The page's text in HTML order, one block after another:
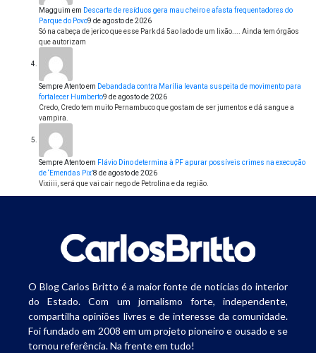
Magguim em Descarte de resíduos gera mau cheiro e afasta frequentadores do
Parque do Povo9 de agosto de 2026
Só na cabeça de jerico que esse Park dá 5ao lado de um lixão.... Ainda tem órgãos
que autorizam
Sempre Atentoem Debandada contra Marília levanta suspeita de movimento para
fortalecer Humberto9 de agosto de 2026
Credo, Credo tem muito Pernambuco que gostam de ser jumentos e dá sangue a
vampira.
Sempre Atentoem Flávio Dino determina à PF apurar possíveis crimes na execução
de ‘Emendas Pix’8 de agosto de 2026
Vixiiii, será que vai cair nego de Petrolina e da região.
O Blog Carlos Britto é a maior fonte de notícias do interior
do Estado. Com um jornalismo forte, independente,
compartilha opiniões livres e de interesse da comunidade.
Foi fundado em 2008 em um projeto pioneiro e ousado e se
tornou referência. Na frente em tudo!